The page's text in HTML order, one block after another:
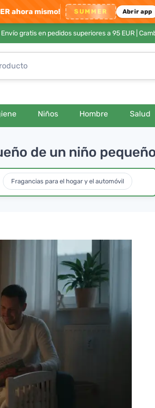
ahora mismo! SUMMER Abrir app
Envío gratis en pedidos superiores a 95 EUR|
Niños Hombre Salud
de un niño
Fragancias para el hogar y el automóvil